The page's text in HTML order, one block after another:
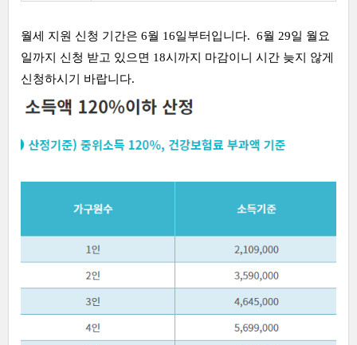
월세 지원 신청 기간은 6월 16일부터입니다. 6월 29일 월요
일까지 신청 받고 있으면 18시까지 마감이니 시간 늦지 않게
신청하시기 바랍니다.